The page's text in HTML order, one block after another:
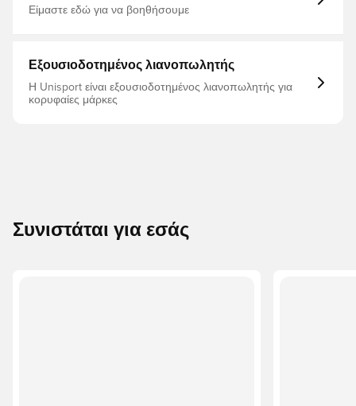
Είμαστε εδώ για να βοηθήσουμε
Εξουσιοδοτημένος λιανοπωλητής
Η Unisport είναι εξουσιοδοτημένος λιανοπωλητής για
κορυφαίες μάρκες
Συνιστάται για εσάς